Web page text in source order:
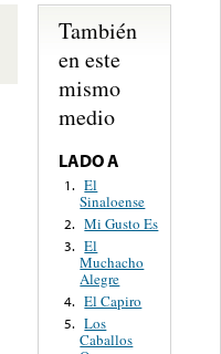
También
en este
mismo
medio
LADO A
1. El
Sinaloense
2. Mi Gusto Es
3. El
Muchacho
Alegre
4. El Capiro
5. Los
Caballos